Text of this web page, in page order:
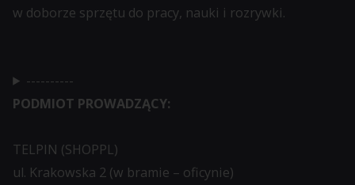
w doborze sprzętu do pracy, nauki i rozrywki.
----------
PODMIOT PROWADZĄCY:
TELPIN (SHOPPL)
ul. Krakowska 2 (w bramie – oficynie)